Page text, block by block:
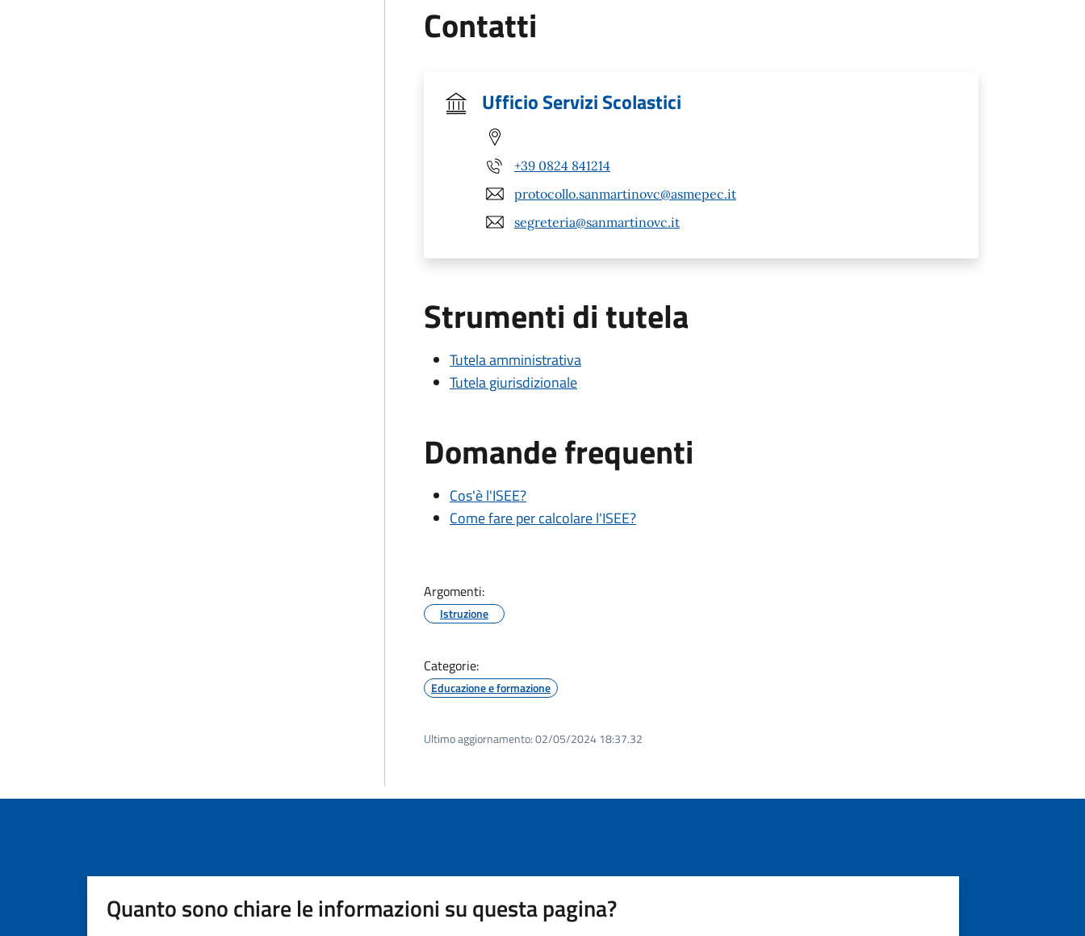
Contatti
Ufficio Servizi Scolastici
+39 0824 841214
protocollo.sanmartinovc@asmepec.it
segreteria@sanmartinovc.it
Strumenti di tutela
Tutela amministrativa
Tutela giurisdizionale
Domande frequenti
Cos'è l'ISEE?
Come fare per calcolare l'ISEE?
Argomenti:
Istruzione
Categorie:
Educazione e formazione
Ultimo aggiornamento:02/05/2024 18:37.32
Quanto sono chiare le informazioni su questa pagina?